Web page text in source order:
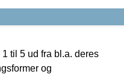
til 5 ud fra bl.a. deres
og